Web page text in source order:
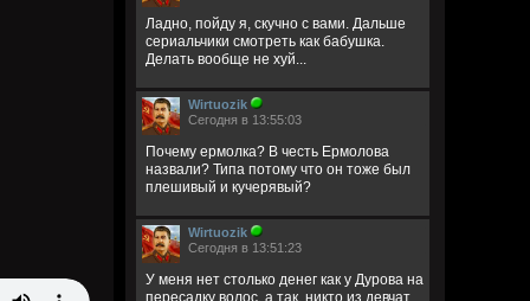
Ладно, пойду я, скучно с вами. Дальше
сериальчики смотреть как бабушка.
Делать вообще не хуй...
Wirtuozik
Сегодня в 13:55:03
Почему ермолка? В честь Ермолова
назвали? Типа потому что он тоже был
плешивый и кучерявый?
Wirtuozik
Сегодня в 13:51:23
У меня нет столько денег как у Дурова на
пересадку волос, а так, никто из девчат